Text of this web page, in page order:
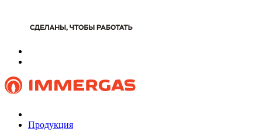
Продукция